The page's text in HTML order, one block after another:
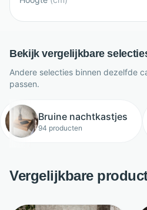
Bekijk vergelijkbare
Andere selecties binnen dezelfde
passen.
Bruine nachtkastjes
94 producten
Vergelijkbare